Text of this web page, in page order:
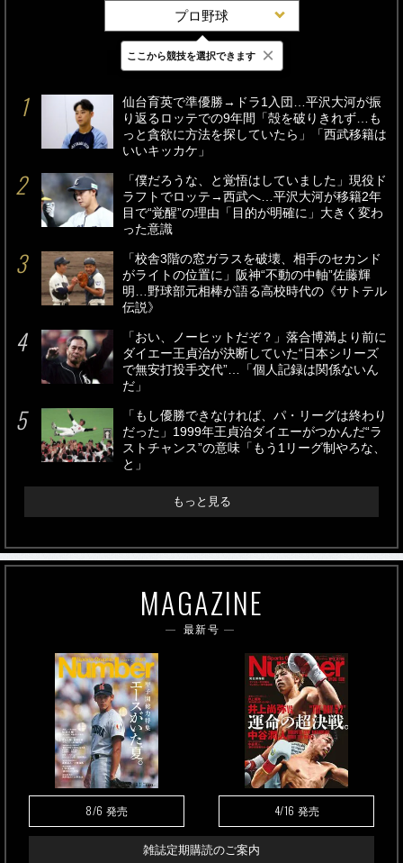
プロ野球
最新 24時間 週間
仙台育英で準優勝→ドラ1入団…平沢大河が振
り返るロッテでの9年間「殻を破りきれず…も
っと貪欲に方法を探していたら」「西武移籍は
いいキッカケ」
「僕だろうな、と覚悟はしていました」現役ド
ラフトでロッテ→西武へ…平沢大河が移籍2年
目で“覚醒”の理由「目的が明確に」大きく変わ
った意識
「校舎3階の窓ガラスを破壊、相手のセカンド
がライトの位置に」阪神“不動の中軸”佐藤輝
明…野球部元相棒が語る高校時代の《サトテル
伝説》
「おい、ノーヒットだぞ？」落合博満より前に
ダイエー王貞治が決断していた“日本シリーズ
で無安打投手交代”…「個人記録は関係ないん
だ」
「もし優勝できなければ、パ・リーグは終わり
だった」1999年王貞治ダイエーがつかんだ“ラ
ストチャンス”の意味「もう1リーグ制やろな、
と」
もっと見る
MAGAZINE
最新号
8/6 発売 4/16 発売
雑誌定期購読のご案内
ここから競技を選択できます ×